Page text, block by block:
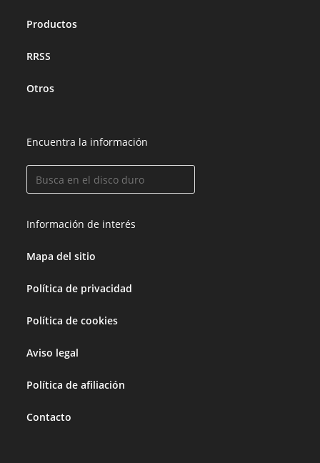
Productos
RRSS
Otros
Encuentra la información
Información de interés
Mapa del sitio
Política de privacidad
Política de cookies
Aviso legal
Política de afiliación
Contacto